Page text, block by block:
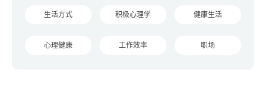
生活方式 积极心理学 健康生活
心理健康 工作效率 职场